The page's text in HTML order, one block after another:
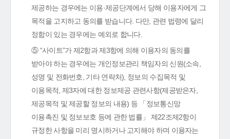
제공하는 경우에는 이용·제공단계에서 당해 이용자에게 그
목적을 고지하고 동의를 받습니다. 다만, 관련 법령에 달리
정함이 있는 경우에는 예외로 합니다.
⑤ “사이트”가 제2항과 제3항에 의해 이용자의 동의를
받아야 하는 경우에는 개인정보관리 책임자의 신원(소속,
성명 및 전화번호, 기타 연락처), 정보의 수집목적 및
이용목적, 제3자에 대한 정보제공 관련사항(제공받은자,
제공목적 및 제공할 정보의 내용) 등 「정보통신망
이용촉진 및 정보보호 등에 관한 법률」 제22조제2항이
규정한 사항을 미리 명시하거나 고지해야 하며 이용자는